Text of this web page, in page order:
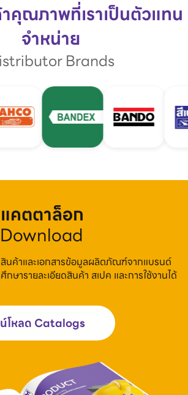
คุณภาพที่เราเป็นตัวแทน
จำหน่าย
Brands
คตตาล็อก
นค้าและเอกสารข้อมูลผลิตภัณฑ์จากแบรนด์
ษารายละเอียดสินค้า สเปค และการใช้งานได้
โหลด Catalogs